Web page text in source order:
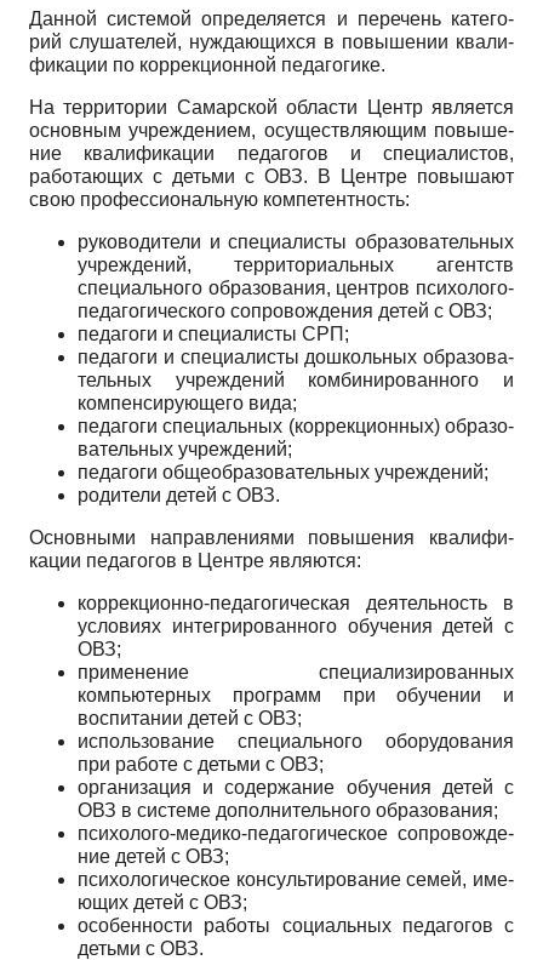
Данной системой определяется и перечень катего­
рий слушателей, нуждающихся в повышении квали­
фикации по коррекционной педагогике.
На территории Самарской области Центр является
основным учреждением, осуществляющим повыше­
ние квалификации педагогов и специалистов,
работа­ющих с детьми с ОВЗ. В Центре повышают
свою про­фессиональную компетентность:
руководители и специалисты образовательных
учреждений, территориальных агентств
специального образования, центров психолого-
педагогического со­провождения детей с ОВЗ;
педагоги и специалисты СРП;
педагоги и специалисты дошкольных образова­
тельных учреждений комбинированного и
компенси­рующего вида;
педагоги специальных (коррекционных) образо­
вательных учреждений;
педагоги общеобразовательных учреждений;
родители детей с ОВЗ.
Основными направлениями повышения квалифи­
кации педагогов в Центре являются:
коррекционно-педагогическая деятельность в
условиях интегрированного обучения детей с
ОВЗ;
применение специализированных
компьютерных программ при обучении и
воспитании детей с ОВЗ;
использование специального оборудования
при работе с детьми с ОВЗ;
организация и содержание обучения детей с
ОВЗ в системе дополнительного образования;
психолого-медико-педагогическое сопровожде­
ние детей с ОВЗ;
психологическое консультирование семей, име­
ющих детей с ОВЗ;
особенности работы социальных педагогов с
де­тьми с ОВЗ.